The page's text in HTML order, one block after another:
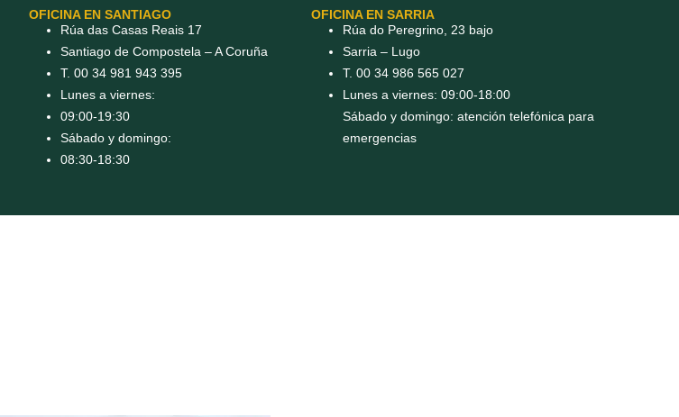
OFICINA EN SANTIAGO
Rúa das Casas Reais 17
Santiago de Compostela – A Coruña
T. 00 34 981 943 395
Lunes a viernes:
09:00-19:30
Sábado y domingo:
08:30-18:30
OFICINA EN SARRIA
Rúa do Peregrino, 23 bajo
Sarria – Lugo
T. 00 34 986 565 027
Lunes a viernes: 09:00-18:00
Sábado y domingo: atención telefónica para
emergencias